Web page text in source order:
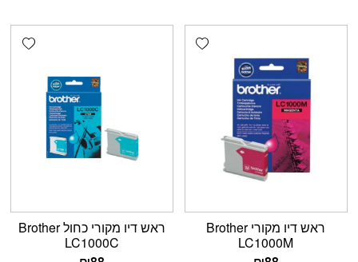
Add wishlist
ראש דיו מקורי Brother
LC1000M
ראש דיו מקורי כחול Brother
LC1000C